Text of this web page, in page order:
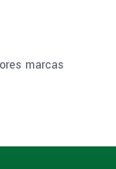
marcas